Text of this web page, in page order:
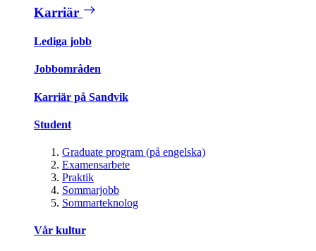
Karriär
Lediga jobb
Jobbområden
Karriär på Sandvik
Student
Graduate program (på engelska)
Examensarbete
Praktik
Sommarjobb
Sommarteknolog
Vår kultur